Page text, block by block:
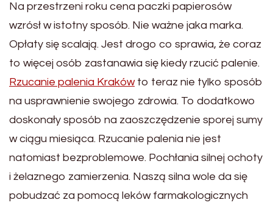
Na przestrzeni roku cena paczki papierosów
wzrósł w istotny sposób. Nie ważne jaka marka.
Opłaty się scalają. Jest drogo co sprawia, że coraz
to więcej osób zastanawia się kiedy rzucić palenie.
Rzucanie palenia Krakówto teraz nie tylko sposób
na usprawnienie swojego zdrowia. To dodatkowo
doskonały sposób na zaoszczędzenie sporej sumy
w ciągu miesiąca. Rzucanie palenia nie jest
natomiast bezproblemowe. Pochłania silnej ochoty
i żelaznego zamierzenia. Naszą silna wole da się
pobudzać za pomocą leków farmakologicznych